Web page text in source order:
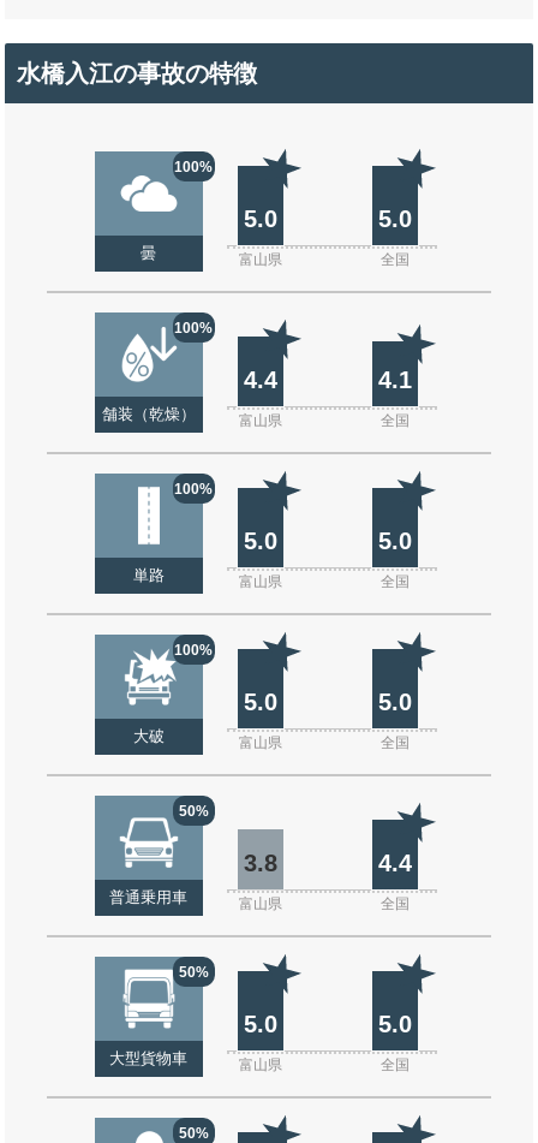
水橋入江の事故の特徴
100%
曇
5.0 5.0
富山県 全国
100%
舗装（乾燥）
4.4 4.1
富山県 全国
100%
単路
5.0 5.0
富山県 全国
100%
大破
5.0 5.0
富山県 全国
50%
普通乗用車
3.8 4.4
富山県 全国
50%
大型貨物車
5.0 5.0
富山県 全国
50%